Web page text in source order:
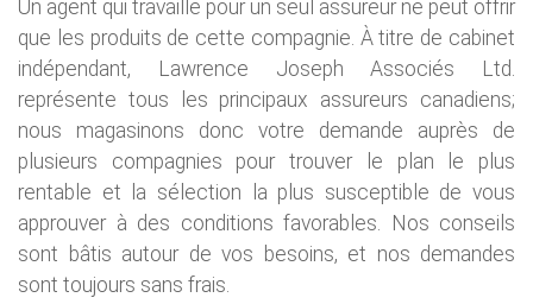
Un agent qui travaille pour un seul assureur ne peut offrir
que les produits de cette compagnie. À titre de cabinet
indépendant, Lawrence Joseph Associés Ltd.
représente tous les principaux assureurs canadiens;
nous magasinons donc votre demande auprès de
plusieurs compagnies pour trouver le plan le plus
rentable et la sélection la plus susceptible de vous
approuver à des conditions favorables. Nos conseils
sont bâtis autour de vos besoins, et nos demandes
sont toujours sans frais.